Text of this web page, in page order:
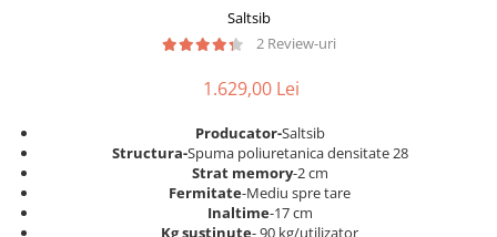
Saltele cu spuma poliuretanica
Saltele 160x200
Saltele 180x200
Top saltele
Dulap birou
Birouri
Scaune pentru birou
Scaune pentru vizitatori
Saltsib
2 Review-uri
1.629,00 Lei
Producator-Saltsib
Structura-Spuma poliuretanica densitate 28
Strat memory-2 cm
Fermitate-Mediu spre tare
Inaltime-17 cm
Kg sustinute- 90 kg/utilizator